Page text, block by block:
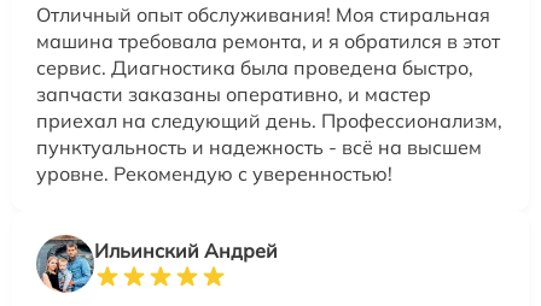
Отличный опыт обслуживания! Моя стиральная
машина требовала ремонта, и я обратился в этот
сервис. Диагностика была проведена быстро,
запчасти заказаны оперативно, и мастер
приехал на следующий день. Профессионализм,
пунктуальность и надежность - всё на высшем
уровне. Рекомендую с уверенностью!
Ильинский Андрей